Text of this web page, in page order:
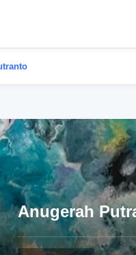
Anugerah